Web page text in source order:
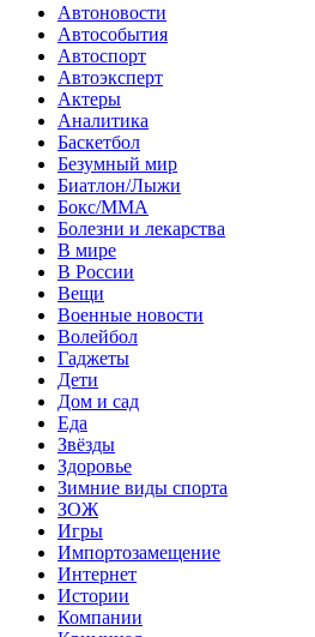
Автоновости
Автособытия
Автоспорт
Автоэксперт
Актеры
Аналитика
Баскетбол
Безумный мир
Биатлон/Лыжи
Бокс/MMA
Болезни и лекарства
В мире
В России
Вещи
Военные новости
Волейбол
Гаджеты
Дети
Дом и сад
Еда
Звёзды
Здоровье
Зимние виды спорта
ЗОЖ
Игры
Импортозамещение
Интернет
Истории
Компании